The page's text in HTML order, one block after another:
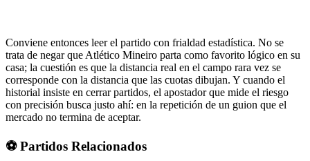
Conviene entonces leer el partido con frialdad estadística. No se
trata de negar que Atlético Mineiro parta como favorito lógico en su
casa; la cuestión es que la distancia real en el campo rara vez se
corresponde con la distancia que las cuotas dibujan. Y cuando el
historial insiste en cerrar partidos, el apostador que mide el riesgo
con precisión busca justo ahí: en la repetición de un guion que el
mercado no termina de aceptar.
⚽ Partidos Relacionados